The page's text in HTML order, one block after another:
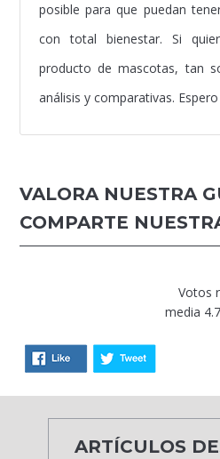
posible para que puedan
con total bienestar. Si
producto de mascotas, tan
análisis y comparativas.
VALORA NUESTRA
COMPARTE
Votos
media
ARTÍCULOS